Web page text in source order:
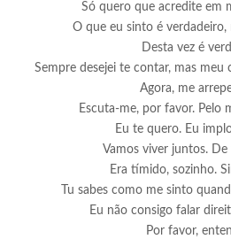
Só quero que acredite em
O que eu sinto é verdadeiro,
Desta vez é
Sempre desejei te contar, mas meu
Agora, me
Escuta-me, por favor. Pelo
Eu te quero. Eu
Vamos viver juntos.
Era tímido, sozinho.
Tu sabes como me sinto
Eu não consigo falar
Por favor,